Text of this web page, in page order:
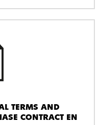
TERMS AND
CONTRACT EN